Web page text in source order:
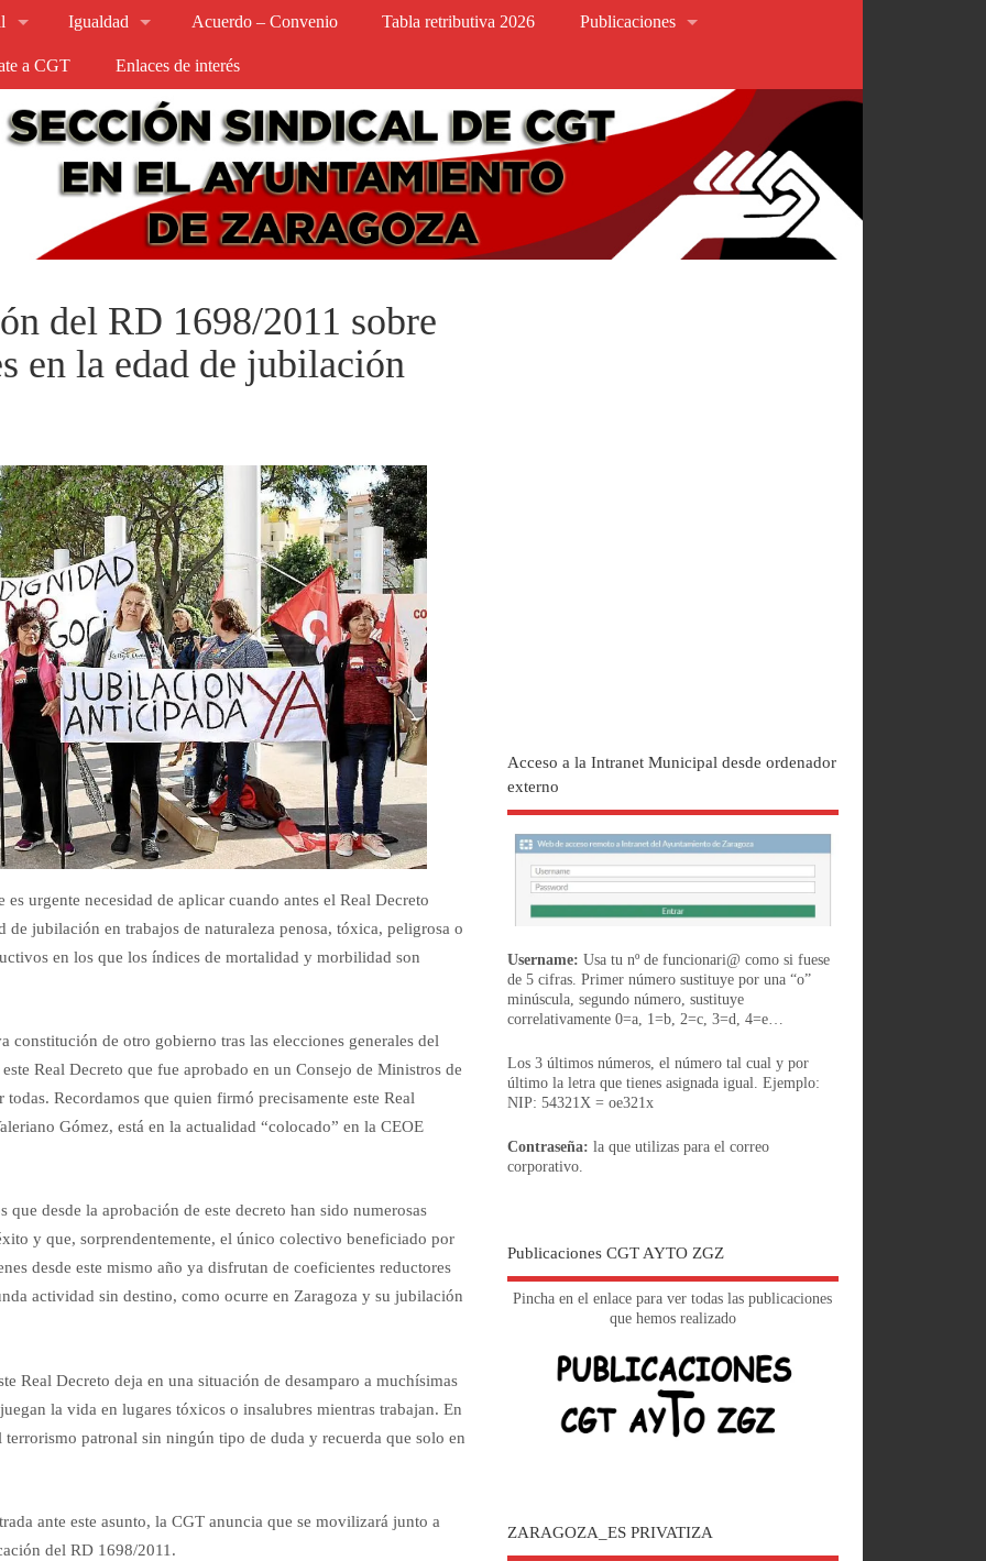
Igualdad Acuerdo – Convenio Tabla retributiva 2026 Publicaciones
a CGT Enlaces de interés
del RD 1698/2011 sobre
en la edad de jubilación
urgente necesidad de aplicar cuando antes el Real Decreto
de jubilación en trabajos de naturaleza penosa, tóxica, peligrosa o
en los que los índices de mortalidad y morbilidad son
constitución de otro gobierno tras las elecciones generales del
Real Decreto que fue aprobado en un Consejo de Ministros de
Recordamos que quien firmó precisamente este Real
Gómez, está en la actualidad “colocado” en la CEOE
desde la aprobación de este decreto han sido numerosas
y que, sorprendentemente, el único colectivo beneficiado por
desde este mismo año ya disfrutan de coeficientes reductores
actividad sin destino, como ocurre en Zaragoza y su jubilación
Real Decreto deja en una situación de desamparo a muchísimas
la vida en lugares tóxicos o insalubres mientras trabajan. En
patronal sin ningún tipo de duda y recuerda que solo en
ante este asunto, la CGT anuncia que se movilizará junto a
del RD 1698/2011.
Acceso a la Intranet Municipal desde ordenador
externo
Username: Usa tu nº de funcionari@ como si fuese
de 5 cifras. Primer número sustituye por una “o”
minúscula, segundo número, sustituye
correlativamente 0=a, 1=b, 2=c, 3=d, 4=e…
Los 3 últimos números, el número tal cual y por
último la letra que tienes asignada igual. Ejemplo:
NIP: 54321X = oe321x
Contraseña: la que utilizas para el correo
corporativo.
Publicaciones CGT AYTO ZGZ
Pincha en el enlace para ver todas las publicaciones
que hemos realizado
ZARAGOZA_ES PRIVATIZA